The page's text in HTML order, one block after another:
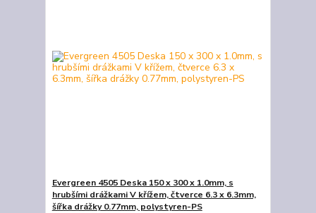
Evergreen 4505 Deska 150 x 300 x 1.0mm, s
hrubšími drážkami V křížem, čtverce 6.3 x 6.3mm,
šířka drážky 0.77mm, polystyren-PS